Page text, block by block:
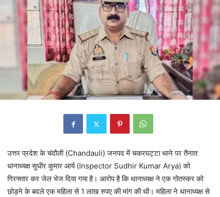
उत्तर प्रदेश के चंदौली (Chandauli) जनपद में चकरघट्टा थाने पर तैनात
धानाध्यक्ष सुधीर कुमार आर्य (Inspector Sudhir Kumar Arya) को
गिरफ्तार कर जेल भेज दिया गया है। आरोप है कि थानाध्यक्ष ने एक गोतस्कर को
छोड़ने के बदले एक महिला से 1 लाख रुपए की मांग की थी। महिला ने थानाध्यक्ष से